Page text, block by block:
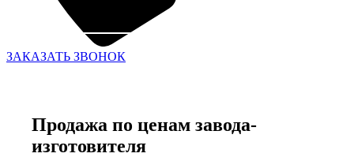
ЗАКАЗАТЬ ЗВОНОК
Продажа по ценам завода-
изготовителя